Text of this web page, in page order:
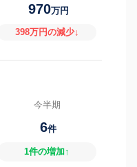
970万円
398万円の減少↓
今半期
6件
1件の増加↑